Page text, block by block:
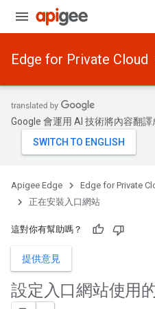
Edge for Private Cloud
Google 會運用 AI 技術將內容翻
Apigee Edge Edge for Private
正在安裝入口網站
這對你有幫助嗎？
提供意見
設定入口網站使用